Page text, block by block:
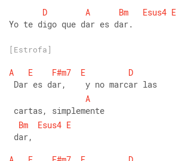
D
A Bm Esus4 E
Yo te digo que dar es dar.
[Estrofa]
A E F#m7 E
D
Dar es dar,    y no marcar las
A
cartas, simplemente
Bm
Esus4 E
dar,